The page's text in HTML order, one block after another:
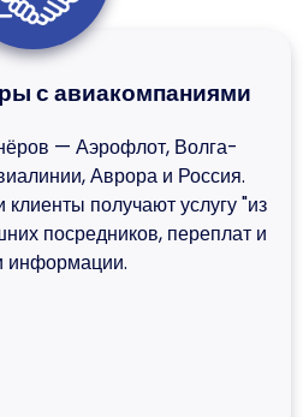
с авиакомпаниями
— Аэрофлот, Волга-
Аврора и Россия.
получают услугу "из
посредников, переплат и
информации.